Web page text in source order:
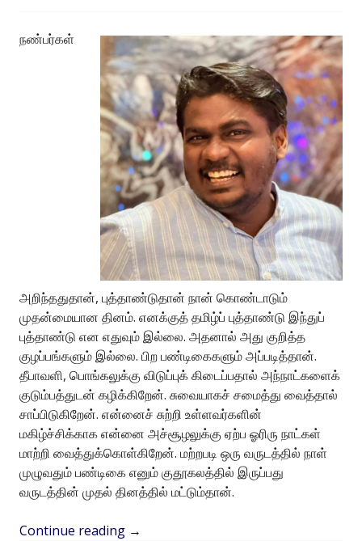
நண்பர்கள்
அறிந்ததுதான், புத்தாண்டுதான் நான் கொண்டாடும்
முதன்மையான தினம். எனக்குத் தமிழ்ப் புத்தாண்டு இந்துப்
புத்தாண்டு என எதுவும் இல்லை. அதனால் அது குறித்த
குழப்பங்களும் இல்லை. பிற பண்டிகைகளும் அப்படித்தான்.
தீபாவளி, பொங்கலுக்கு விடுப்புக் கிடைப்பதால் அந்நாட்களைக்
குடும்பத்துடன் கழிக்கிறேன். சுவையாகச் சமைத்து வைத்தால்
சாப்பிடுகிறேன். என்னைச் சுற்றி உள்ளவர்களின்
மகிழ்ச்சிக்காக என்னை அச்சூழலுக்கு ஏற்ப ஓரிரு நாட்கள்
மாற்றி வைத்துக்கொள்கிறேன். மற்றபடி ஒரு வருடத்தில் நாள்
முழுவதும் பண்டிகை எனும் குதூகலத்தில் இருப்பது
வருடத்தின் முதல் தினத்தில் மட்டும்தான்.
Continue reading →